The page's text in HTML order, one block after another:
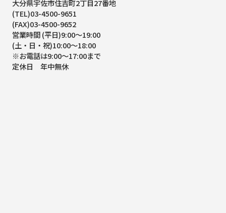
大分県宇佐市住吉町2丁目27番地
(TEL)03-4500-9651
(FAX)03-4500-9652
営業時間 (平日)9:00～19:00
(土・日・祝)10:00～18:00
※お電話は9:00～17:00まで
定休日 年中無休